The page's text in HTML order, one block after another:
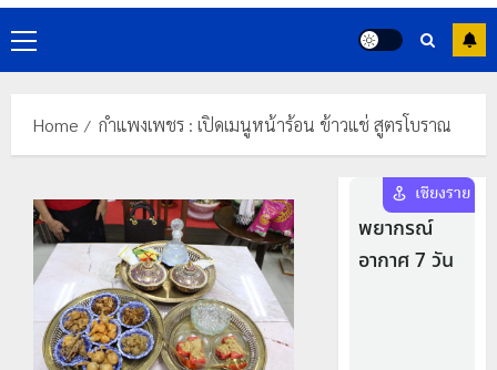
Primary
Menu
Home กำแพงเพชร : เปิดเมนูหน้าร้อน ข้าวแช่ สูตรโบราณ